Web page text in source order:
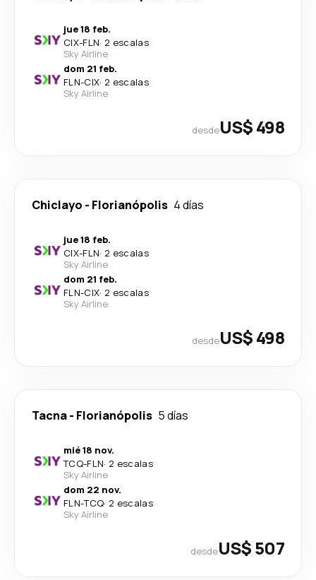
jue 18 feb.
CIX-FLN· 2 escalas
Sky Airline
dom 21 feb.
FLN-CIX· 2 escalas
Sky Airline
desdeUS$ 498
Chiclayo - Florianópolis 4 días
jue 18 feb.
CIX-FLN· 2 escalas
Sky Airline
dom 21 feb.
FLN-CIX· 2 escalas
Sky Airline
desdeUS$ 498
Tacna- Florianópolis 5 días
mié 18 nov.
TCQ-FLN· 2 escalas
Sky Airline
dom 22 nov.
FLN-TCQ· 2 escalas
Sky Airline
desdeUS$ 507